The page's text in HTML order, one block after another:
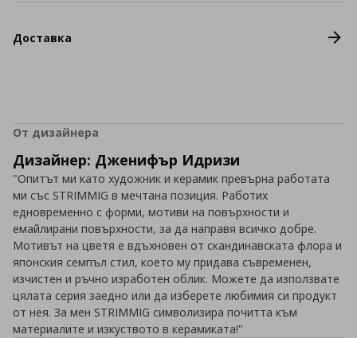
Доставка
От дизайнера
Дизайнер: Дженифър Идризи
"Опитът ми като художник и керамик превърна работата
ми със STRIMMIG в мечтана позиция. Работих
едновременно с форми, мотиви на повърхности и
емайлирани повърхности, за да направя всичко добре.
Мотивът на цветя е вдъхновен от скандинавската флора и
японския семпъл стил, което му придава съвременен,
изчистен и ръчно изработен облик. Можете да използвате
цялата серия заедно или да изберете любимия си продукт
от нея. За мен STRIMMIG символизира почитта към
материалите и изкуството в керамиката!"